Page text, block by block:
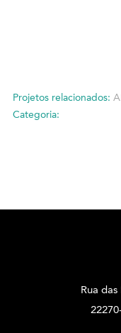
Projetos relacionados:
Categoria:
Rua